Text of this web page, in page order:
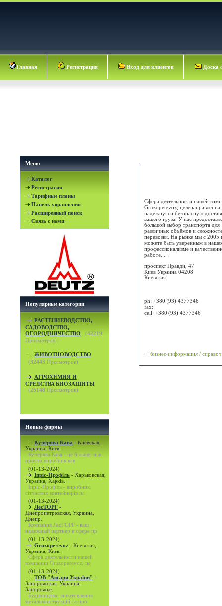
Главная Регистрация Вход для клиентов Доска
Меню
Каталог
Регистрация
Тарифные планы
Панель управления
Расширенный поиск
Связь с нами
Популярные категории
РАСТЕНИЕВОДСТВО,
САДОВОДСТВО,
ОГОРОДНИЧЕСТВО
(42219
Просмотров)
ЖИВОТНОВОДСТВО
(32443 Просмотров)
АГРОХИМИЯ И
СРЕДСТВА БИОЗАЩИТЫ
(25148 Просмотров)
Новые фирмы
Кучерява Кава - Киевская,
Украина, Киев.
Кучерява Кава - це більше, ніж
просто виробник кав
(01-13-2024)
Іпріс-Профіль - Харьковская,
Украина, Харків.
Іпріс-Профіль - виробник
сітчастих контейнерів на
(01-13-2024)
ЛесТОРГ -
Днепропетровская, Украина,
Днепр.
Компания ЛесТОРГ - ваш
надежный партнер в сфере пр
(01-13-2024)
Gruzoperevoz - Киевская,
Украина, Киев.
Сфера деятельности нашей
компании Gruzoperevoz, це
(01-13-2024)
ТОВ "Ангари України" -
Запорожская, Украина,
Запорожье.
Будівництво, виготовлення
металоконструкцій та про
Сфера деятельности нашей
Gruzoperevoz, целенаправленна
надёжную и безопасную
вашего груза. У нас
большой выбор транспорта для
различных объёмов и
перевозки. На рынке мы с 2005
можете быть уверенным в
профессионализме и
работе. ...
проспект Правди, 47
Киев Украина 04208
Киевская
ph: +380 (93) 4377346
fax:
cell: +380 (93) 4377346
бизнес-информация /